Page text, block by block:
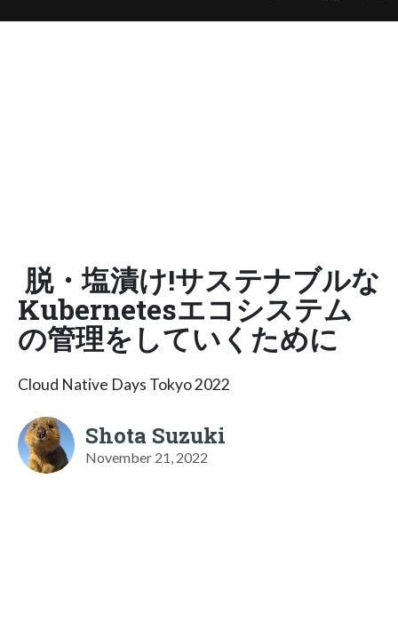
脱・塩漬け!サステナブルな
Kubernetesエコシステム
の管理をしていくために
Cloud Native Days Tokyo 2022
Shota Suzuki
November 21, 2022